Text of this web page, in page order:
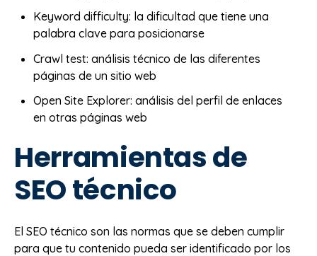
Keyword difficulty: la dificultad que tiene una
palabra clave para posicionarse
Crawl test: análisis técnico de las diferentes
páginas de un sitio web
Open Site Explorer: análisis del perfil de enlaces
en otras páginas web
Herramientas de
SEO técnico
El SEO técnico son las normas que se deben cumplir
para que tu contenido pueda ser identificado por los